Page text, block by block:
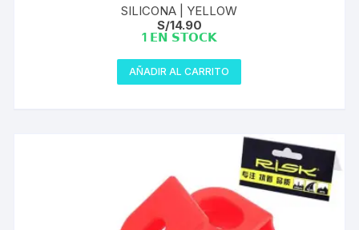
SILICONA | YELLOW
S/14.90
1 𝗘𝗡 𝗦𝗧𝗢𝗖𝗞
AÑADIR AL CARRITO